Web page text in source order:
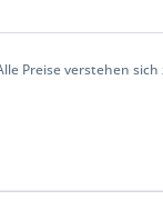
Preise verstehen